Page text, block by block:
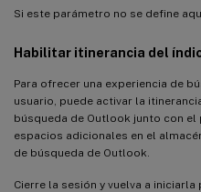
Si este parámetro no se define
Habilitar itinerancia del
Para ofrecer una experiencia de
usuario, puede activar la
búsqueda de Outlook junto con
espacios adicionales en el
de búsqueda de Outlook.
Cierre la sesión y vuelva a